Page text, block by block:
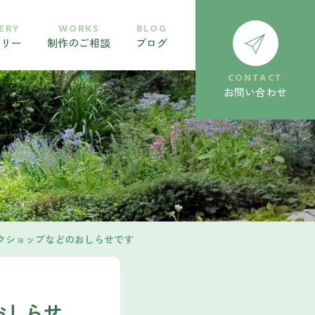
ー
WORKS
制作のご相談
BLOG
ブログ
CONTACT
お問い合わせ
ショップなどのおしらせです